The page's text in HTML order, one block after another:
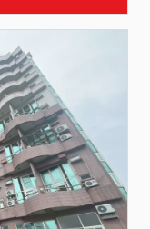
劃區內耕
條例其A.出
。B.共有土
人。C.毗連
權人，有優
有優先權人
地主張優先
定人不得拒
動產。